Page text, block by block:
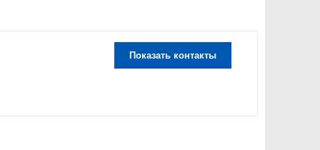
Показать контакты